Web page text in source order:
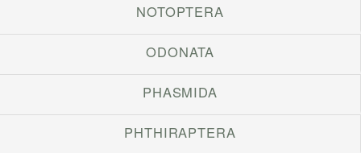
NOTOPTERA
ODONATA
PHASMIDA
PHTHIRAPTERA